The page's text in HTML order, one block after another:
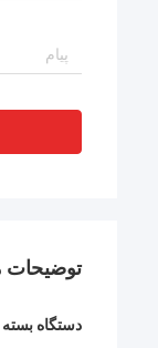
دستگاه